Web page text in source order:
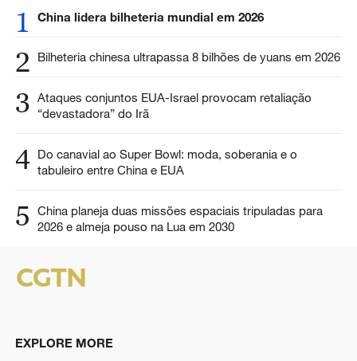
1 China lidera bilheteria mundial em 2026
2 Bilheteria chinesa ultrapassa 8 bilhões de yuans em 2026
3 Ataques conjuntos EUA-Israel provocam retaliação
“devastadora” do Irã
4 Do canavial ao Super Bowl: moda, soberania e o
tabuleiro entre China e EUA
5
China planeja duas missões espaciais tripuladas para
2026 e almeja pouso na Lua em 2030
EXPLORE MORE